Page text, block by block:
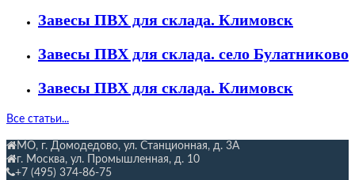
Завесы ПВХ для склада. Климовск
Завесы ПВХ для склада. село Булатниково
Завесы ПВХ для склада. Климовск
Все статьи...
МО, г. Домодедово, ул. Станционная, д. 3А
г. Москва, ул. Промышленная, д. 10
+7 (495) 374-86-75